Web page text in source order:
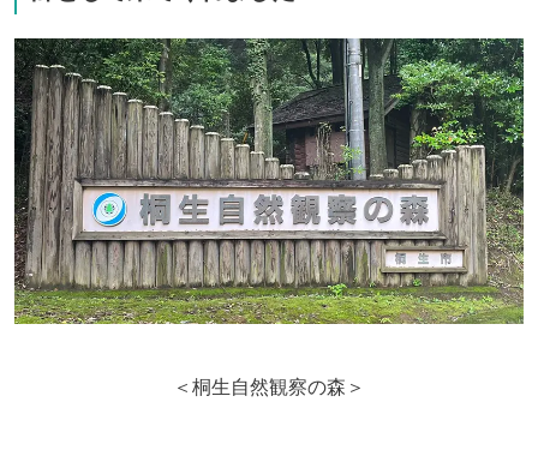
＜桐生自然観察の森＞